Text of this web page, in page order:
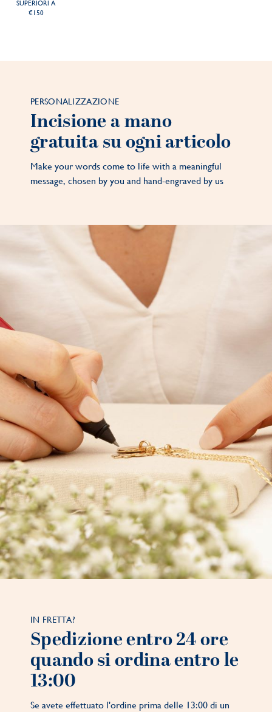
SUPERIORI A
€150
PERSONALIZZAZIONE
Incisione a mano
gratuita su ogni articolo
Make your words come to life with a meaningful
message, chosen by you and hand-engraved by us
IN FRETTA?
Spedizione entro 24 ore
quando si ordina entro le
13:00
Se avete effettuato l'ordine prima delle 13:00 di un